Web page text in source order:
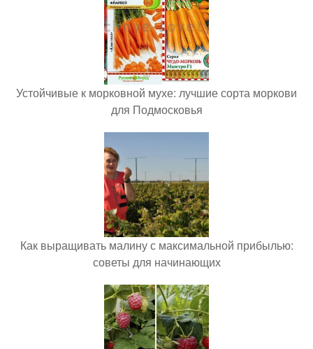
Устойчивые к морковной мухе: лучшие сорта моркови
для Подмосковья
Как выращивать малину с максимальной прибылью:
советы для начинающих